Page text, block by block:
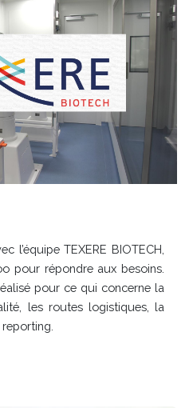
l’équipe TEXERE BIOTECH,
pour répondre aux besoins.
pour ce qui concerne la
les routes logistiques, la